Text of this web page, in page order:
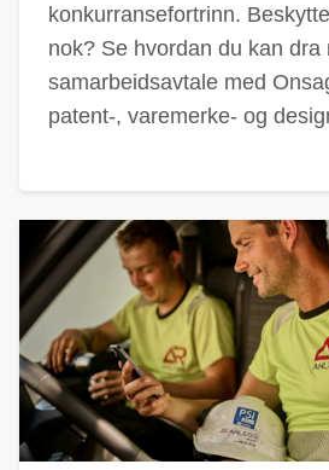
konkurransefortrinn.
nok? Se hvordan du kan dra
samarbeidsavtale med
patent-, varemerke- og